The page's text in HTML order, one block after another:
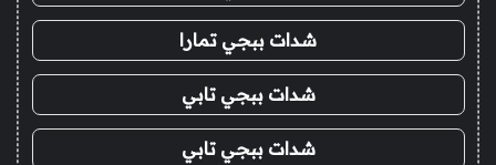
شدات ببجي تمارا
شدات ببجي تابي
شدات ببجي تابي